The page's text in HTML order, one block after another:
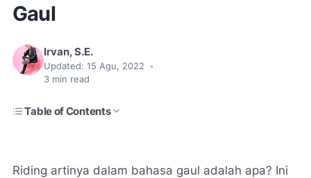
Gaul
Irvan, S.E.
Updated: 15 Agu, 2022
•
3 min read
Table of Contents
Riding artinya dalam bahasa gaul adalah apa? Ini